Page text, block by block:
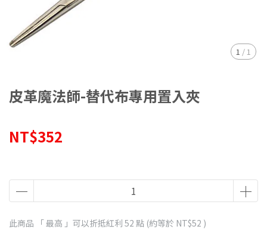
1 / 1
皮革魔法師-替代布專用置入夾
NT$352
此商品 「 最高 」可以折抵紅利 52 點 (約等於 NT$52 )